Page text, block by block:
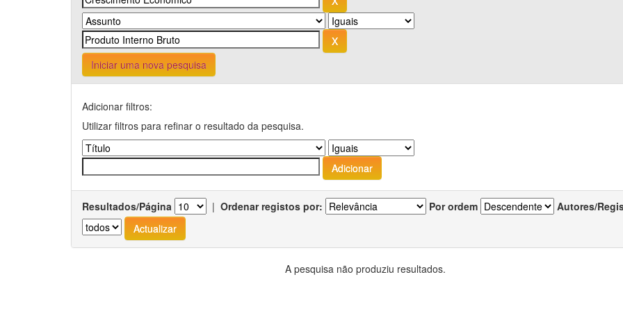
Iniciar uma nova pesquisa
Adicionar filtros:
Utilizar filtros para refinar o resultado da pesquisa.
Resultados/Página | Ordenar registos por: Por ordem Autores/
A pesquisa não produziu resultados.